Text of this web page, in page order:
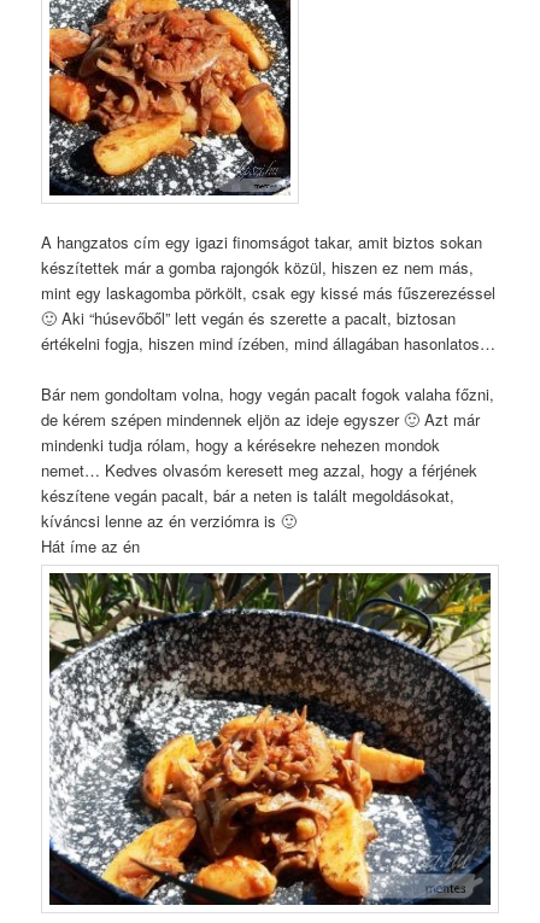
A hangzatos cím egy igazi finomságot takar, amit biztos sokan
készítettek már a gomba rajongók közül, hiszen ez nem más,
mint egy laskagomba pörkölt, csak egy kissé más fűszerezéssel
🙂 Aki “húsevőből” lett vegán és szerette a pacalt, biztosan
értékelni fogja, hiszen mind ízében, mind állagában hasonlatos…
Bár nem gondoltam volna, hogy vegán pacalt fogok valaha főzni,
de kérem szépen mindennek eljön az ideje egyszer 🙂 Azt már
mindenki tudja rólam, hogy a kérésekre nehezen mondok
nemet… Kedves olvasóm keresett meg azzal, hogy a férjének
készítene vegán pacalt, bár a neten is talált megoldásokat,
kíváncsi lenne az én verziómra is 🙂
Hát íme az én